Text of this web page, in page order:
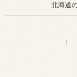
北海道